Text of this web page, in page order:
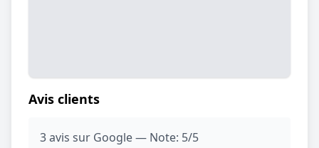
Avis clients
3 avis sur Google — Note: 5/5